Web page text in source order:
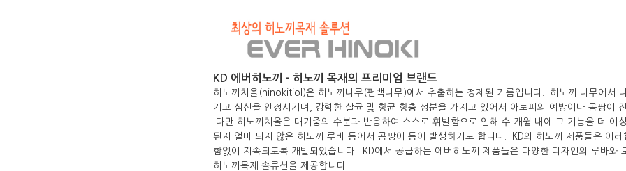
KD 에버히노끼 - 히노끼 목재의 프리미엄 브랜드
히노끼치올(hinokitiol)은 히노끼나무(편백나무)에서 추출하는 정제된 기름입니다. 히노끼 나무에서
키고 심신을 안정시키며, 강력한 살균 및 항균 항충 성분을 가지고 있어서 아토피의 예방이나 곰팡이
다만 히노끼치올은 대기중의 수분과 반응하여 스스로 휘발함으로 인해 수 개월 내에 그 기능을 더 이
된지 얼마 되지 않은 히노끼 루바 등에서 곰팡이 등이 발생하기도 합니다. KD의 히노끼 제품들은 이
함없이 지속되도록 개발되었습니다. KD에서 공급하는 에버히노끼 제품들은 다양한 디자인의 루바
히노끼목재 솔류션을 제공합니다.